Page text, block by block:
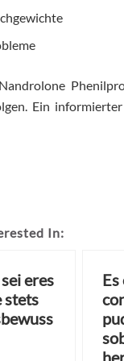
Ein
In:
eres
stets
Es